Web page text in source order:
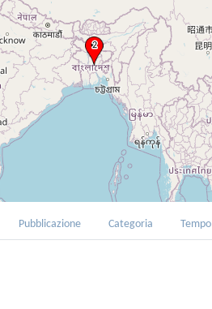
Pubblicazione Categoria Tempo